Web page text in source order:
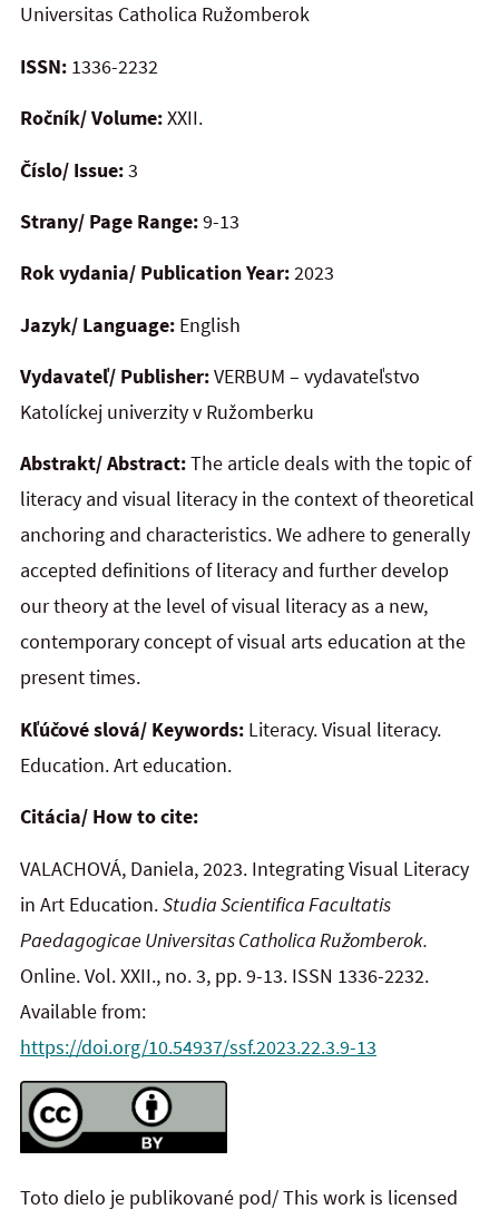
Universitas Catholica Ružomberok
ISSN: 1336-2232
Ročník/ Volume:XXII.
Číslo/ Issue:3
Strany/ Page Range:9-13
Rok vydania/ Publication Year:2023
Jazyk/ Language: English
Vydavateľ/ Publisher:VERBUM – vydavateľstvo
Katolíckej univerzity v Ružomberku
Abstrakt/ Abstract:The article deals with the topic of
literacy and visual literacy in the context of theoretical
anchoring and characteristics. We adhere to generally
accepted definitions of literacy and further develop
our theory at the level of visual literacy as a new,
contemporary concept of visual arts education at the
present times.
Kľúčové slová/ Keywords: Literacy. Visual literacy.
Education. Art education.
Citácia/ How to cite:
VALACHOVÁ, Daniela, 2023. Integrating Visual Literacy
in Art Education.Studia Scientifica Facultatis
Paedagogicae Universitas Catholica Ružomberok.
Online. Vol. XXII., no. 3, pp. 9-13. ISSN 1336-2232.
Available from:
https://doi.org/10.54937/ssf.2023.22.3.9-13
Toto dielo je publikované pod/ This work is licensed